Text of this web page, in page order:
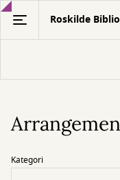
Gå
hovedindhold
Roskilde
Kategori